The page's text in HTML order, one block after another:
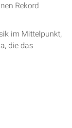
Rekord
im Mittelpunkt,
die das